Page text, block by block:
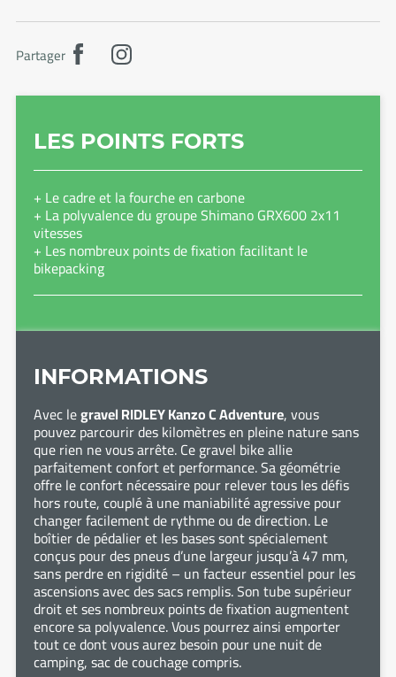
LES POINTS FORTS
+ Le cadre et la fourche en carbone
+ La polyvalence du groupe Shimano GRX600 2x11
vitesses
+ Les nombreux points de fixation facilitant le
bikepacking
INFORMATIONS
Avec legravel RIDLEY Kanzo C Adventure, vous
pouvez parcourir des kilomètres en pleine nature sans
que rien ne vous arrête. Ce gravel bike allie
parfaitement confort et performance. Sa géométrie
offre le confort nécessaire pour relever tous les défis
hors route, couplé à une maniabilité agressive pour
changer facilement de rythme ou de direction. Le
boîtier de pédalier et les bases sont spécialement
conçus pour des pneus d’une largeur jusqu’à 47 mm,
sans perdre en rigidité – un facteur essentiel pour les
ascensions avec des sacs remplis. Son tube supérieur
droit et ses nombreux points de fixation augmentent
encore sa polyvalence. Vous pourrez ainsi emporter
tout ce dont vous aurez besoin pour une nuit de
camping, sac de couchage compris.
Partager